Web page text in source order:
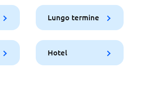
Lungo termine
Hotel